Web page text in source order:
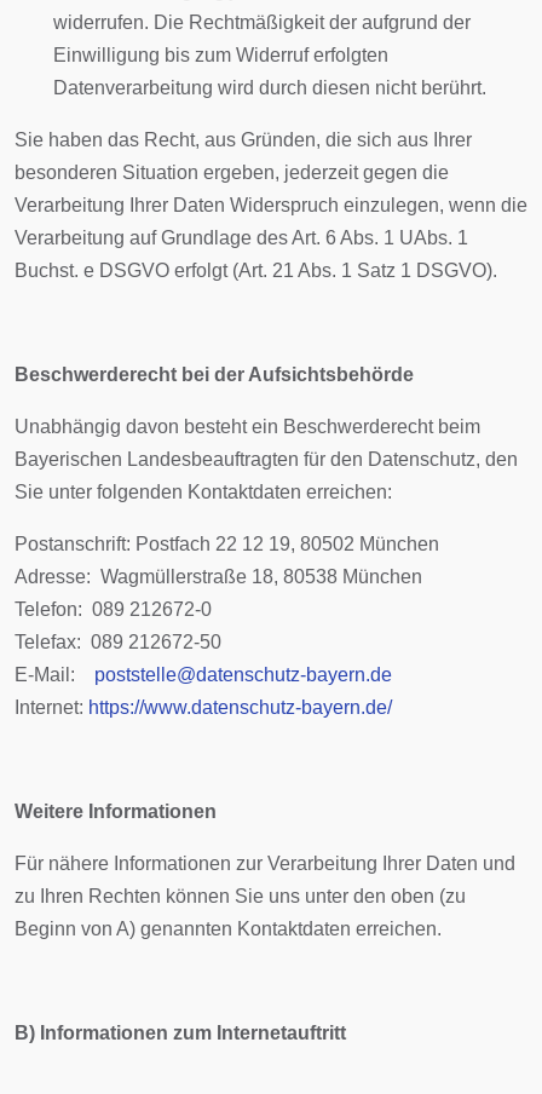
widerrufen. Die Rechtmäßigkeit der aufgrund der
Einwilligung bis zum Widerruf erfolgten
Datenverarbeitung wird durch diesen nicht berührt.
Sie haben das Recht, aus Gründen, die sich aus Ihrer
besonderen Situation ergeben, jederzeit gegen die
Verarbeitung Ihrer Daten Widerspruch einzulegen, wenn die
Verarbeitung auf Grundlage des Art. 6 Abs. 1 UAbs. 1
Buchst. e DSGVO erfolgt (Art. 21 Abs. 1 Satz 1 DSGVO).
Beschwerderecht bei der Aufsichtsbehörde
Unabhängig davon besteht ein Beschwerderecht beim
Bayerischen Landesbeauftragten für den Datenschutz, den
Sie unter folgenden Kontaktdaten erreichen:
Postanschrift: Postfach 22 12 19, 80502 München
Adresse: Wagmüllerstraße 18, 80538 München
Telefon: 089 212672-0
Telefax: 089 212672-50
E-Mail: poststelle@datenschutz-bayern.de
Internet: https://www.datenschutz-bayern.de/
Weitere Informationen
Für nähere Informationen zur Verarbeitung Ihrer Daten und
zu Ihren Rechten können Sie uns unter den oben (zu
Beginn von A) genannten Kontaktdaten erreichen.
B) Informationen zum Internetauftritt